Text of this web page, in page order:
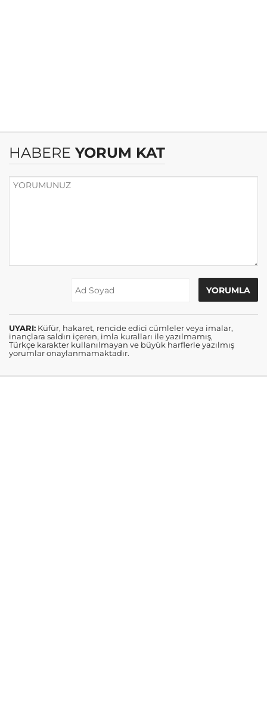
HABERE YORUM KAT
UYARI: Küfür, hakaret, rencide edici cümleler veya imalar,
inançlara saldırı içeren, imla kuralları ile yazılmamış,
Türkçe karakter kullanılmayan ve büyük harflerle yazılmış
yorumlar onaylanmamaktadır.